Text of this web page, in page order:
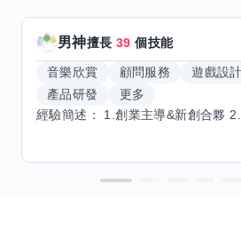
男神擅長39 個技能
音樂欣賞 顧問服務
遊戲設計
產品研發
更多